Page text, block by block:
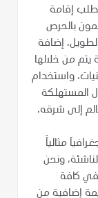
إقامة
بالحرص
إضافة
يتم من خلالها
واستخدام
المستهلكة
إلى شرقه.
مثالياً
ونحن
في كافة
إضافية من